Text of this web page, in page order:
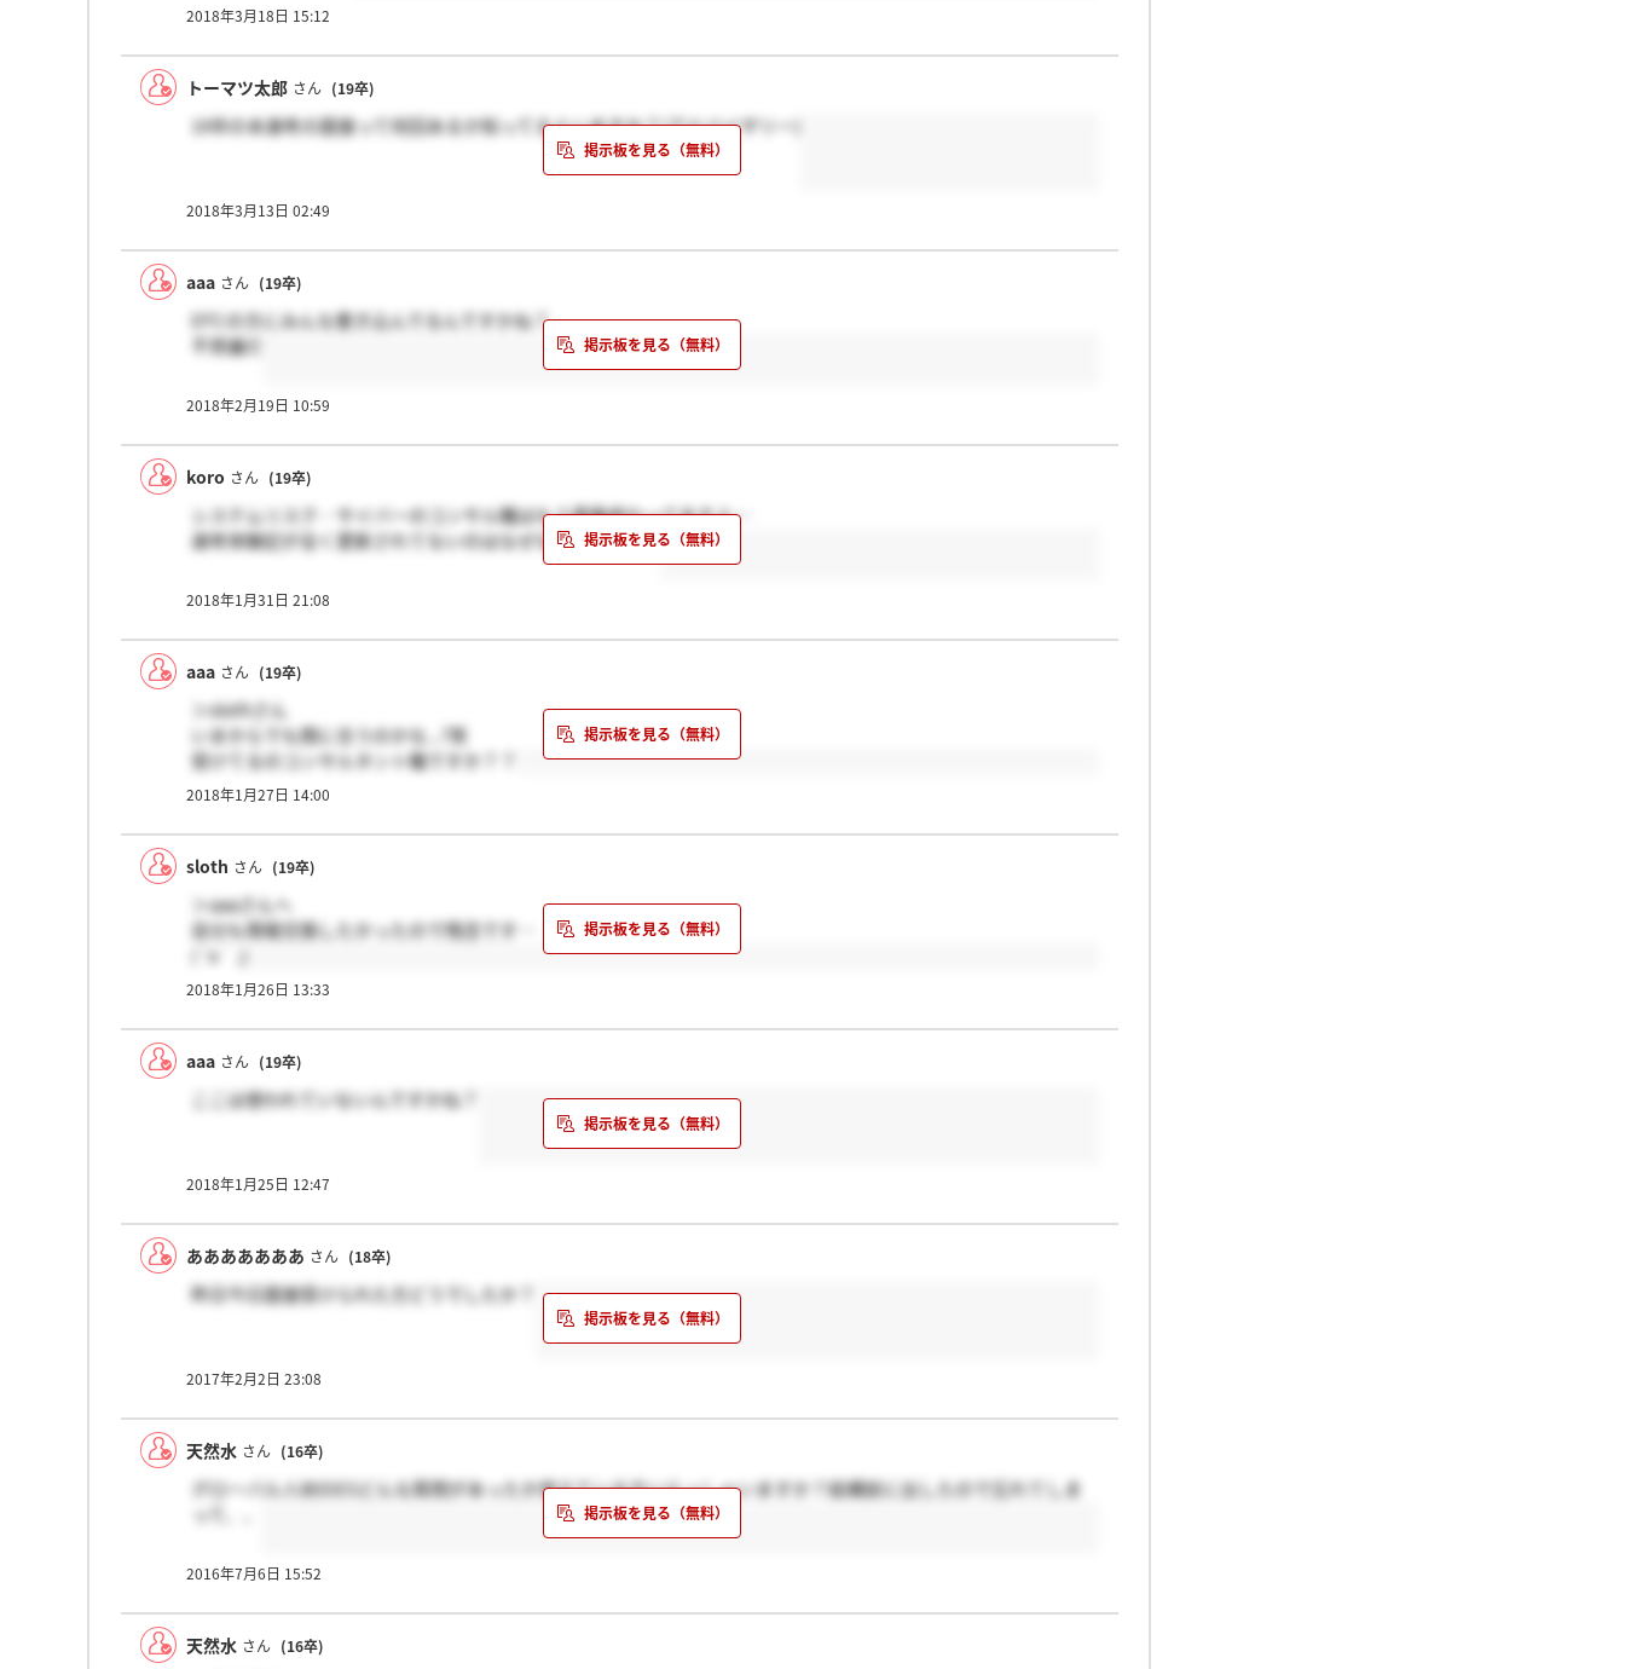
2018年3月18日 15:12
トーマツ太郎 さん (19卒)
19卒の本選考の面接って何回あるか知ってる人いますか？(アドバイザリー)
2018年3月13日 02:49
aaa さん (19卒)
DTCの方にみんな書き込んでるんですかね？
不思議だ
2018年2月19日 10:59
koro さん (19卒)
システムリスク・サイバーのコンサル職はもう募集終わってますよ…
選考体験記が全く更新されてないのはなぜなんだろう…？
2018年1月31日 21:08
aaa さん (19卒)
＞slothさん
いまからでも間に合うのかな...?笑
受けてるのコンサルタント職ですか？？
2018年1月27日 14:00
sloth さん (19卒)
＞aaaさんへ
自分も情報交換したかったので残念です…
(´o｀;)
2018年1月26日 13:33
aaa さん (19卒)
ここは使われていないんですかね？
2018年1月25日 12:47
あああああああ さん (18卒)
昨日今日面接受けられた方どうでしたか？
2017年2月2日 23:08
天然水 さん (16卒)
グローバル人材のESどんな質問があったか覚えている方いらっしゃいますか？結構前に出したので忘れてしま
って、、
2016年7月6日 15:52
天然水 さん (16卒)